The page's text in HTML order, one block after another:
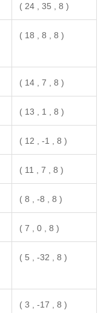
( 24 , 35 , 8 )
( 18 , 8 , 8 )
( 14 , 7 , 8 )
( 13 , 1 , 8 )
( 12 , -1 , 8 )
( 11 , 7 , 8 )
( 8 , -8 , 8 )
( 7 , 0 , 8 )
( 5 , -32 , 8 )
( 3 , -17 , 8 )